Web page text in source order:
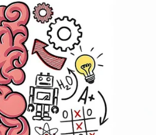
krijete emocije čak i od sebe.
da će jedna osoba uskoro